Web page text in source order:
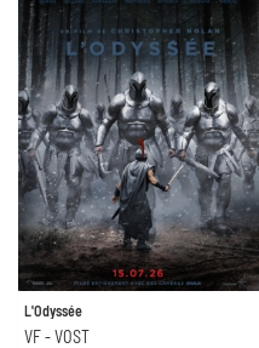
L'Odyssée
VF - VOST